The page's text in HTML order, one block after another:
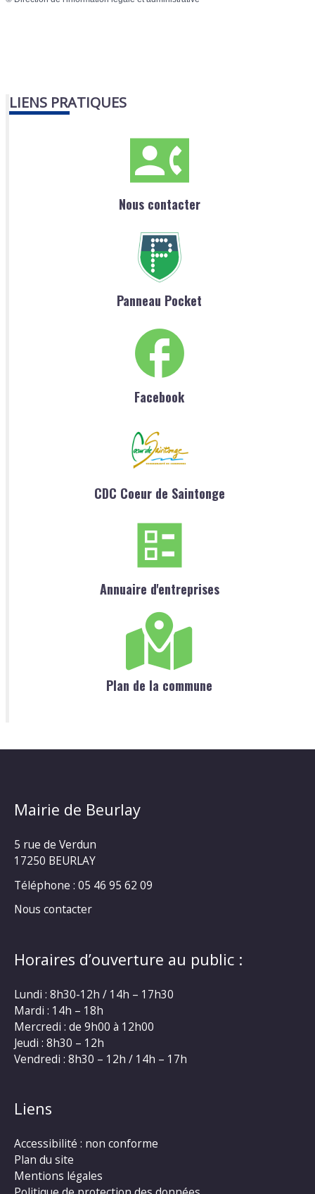
LIENS PRATIQUES
Nous contacter
Panneau Pocket
Facebook
CDC Coeur de Saintonge
Annuaire d'entreprises
Plan de la commune
Mairie de Beurlay
5 rue de Verdun
17250 BEURLAY
Téléphone : 05 46 95 62 09
Nous contacter
Horaires d’ouverture au public :
Lundi : 8h30-12h / 14h – 17h30
Mardi : 14h – 18h
Mercredi : de 9h00 à 12h00
Jeudi : 8h30 – 12h
Vendredi : 8h30 – 12h / 14h – 17h
Liens
Accessibilité : non conforme
Plan du site
Mentions légales